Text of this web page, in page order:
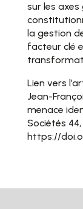
sur les
la gestion
facteur clé
Lien vers
Jean-
menace
Sociétés
https://